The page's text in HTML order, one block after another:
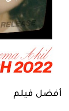
أفضل فيلم